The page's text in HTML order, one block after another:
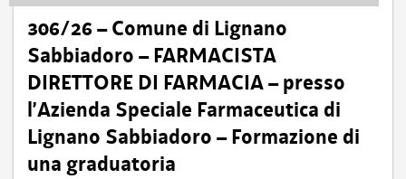
306/26 – Comune di Lignano
Sabbiadoro – FARMACISTA
DIRETTORE DI FARMACIA – presso
l’Azienda Speciale Farmaceutica di
Lignano Sabbiadoro – Formazione di
una graduatoria